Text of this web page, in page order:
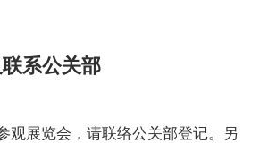
系公关部
观展览会，请联络公关部登记。另